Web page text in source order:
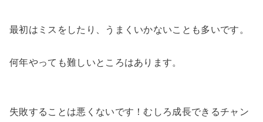
最初はミスをしたり、うまくいかないことも多いです。
何年やっても難しいところはあります。
失敗することは悪くないです！むしろ成長できるチャン